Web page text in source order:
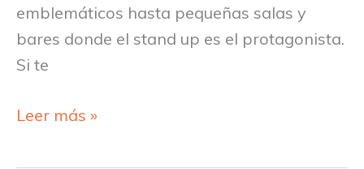
emblemáticos hasta pequeñas salas y
bares donde el stand up es el protagonista.
Si te
Leer más »